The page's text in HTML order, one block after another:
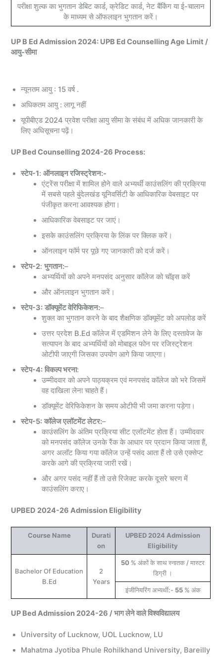
परीक्षा शुल्क का भुगतान डेबिट कार्ड, क्रेडिट कार्ड, नेट बैंकिंग या ई-चालान
के माध्यम से ऑफलाइन भुगतान करें।
UP B Ed Admission 2024: UPB Ed Counselling Age Limit /
आयु-सीमा
न्यूनतम आयु : 15 वर्ष .
अधिकतम आयु : लागू नहीं
यूपीबीएड 2024 प्रवेश परीक्षा आयु सीमा के संबंध में अधिक जानकारी के
लिए अधिसूचना पढ़ें।
UP Bed Counselling 2024-26 Process:
स्टेप-1:ऑनलाइन रजिस्ट्रेशन:-
एंट्रेंस परीक्षा में शामिल होने वाले अभ्यर्थी काउंसलिंग की प्रक्रिया
में सबसे पहले बुंदेलखंड यूनिवर्सिटी के आधिकारिक वेबसाइट पर
पंजीकृत करना आवश्यक होगा।
आधिकारिक वेबसाइट पर जाएं।
इसके काउंसलिंग प्रक्रिया के लिंक पर क्लिक करें।
ऑनलाइन फॉर्म पर पूछे गए जानकारी को दर्ज करें।
स्टेप-2:भुगतान:–
अभ्यर्थियों को अपने मनपसंद अनुसार कॉलेज को चॉइस करें
और ऑनलाइन भुगतान करें।
स्टेप-3: डॉक्यूमेंट वेरिफिकेशन:–
शुक्ल का भुगतान करने के बाद शैक्षणिक डॉक्यूमेंट को अपलोड करें
उत्तर प्रदेश B.Ed कॉलेज में एडमिशन लेने के लिए दस्तावेज के
सत्यापन के बाद अभ्यर्थियों को मोबाइल फोन पर रजिस्ट्रेशन
ओटीपी जाएगी जिसका उपयोग आगे किया जाएगा।
स्टेप-4: विकल्प भरना:
उम्मीदवार को अपने पाठ्यक्रम एवं मनपसंद कॉलेज को भरे जिसमें
वह दाखिला लेना चाहते हैं।
डॉक्यूमेंट वेरिफिकेशन के समय ओटीपी भी जमा करना पड़ेगा।
स्टेप-5: कॉलेज एलॉटमेंट लेटर:–
काउंसलिंग के अंतिम प्रक्रिया सीट एलॉटमेंट होता हैं। उम्मीदवार
को मनपसंद कॉलेज उनके रैंक के आधार पर प्रदान किया जाता हैं,
अगर अलॉट किया गया कॉलेज उन्हें पसंद आता हैं तो उसे एक्सेप्ट
करके आगे की प्रक्रिया जारी रखें।
और अगर पसंद नहीं हैं तो उसे रिजेक्ट करके दूसरे चरण में
काउंसलिंग कराए।
UPBED 2024-26 Admission Eligibility
Course Name
Durati
on
UPBED 2024 Admission
Eligibility
Bachelor Of Education
B.Ed
2
Years
50 % अंकों के साथ स्नातक / मास्टर
डिग्री ।
इंजीनियरिंग अभ्यर्थी:- 55% अंक
UP Bed Admission 2024-26 / भाग लेने वाले विश्वविद्यालय
University of Lucknow, UOL Lucknow, LU
Mahatma Jyotiba Phule Rohilkhand University, Bareilly